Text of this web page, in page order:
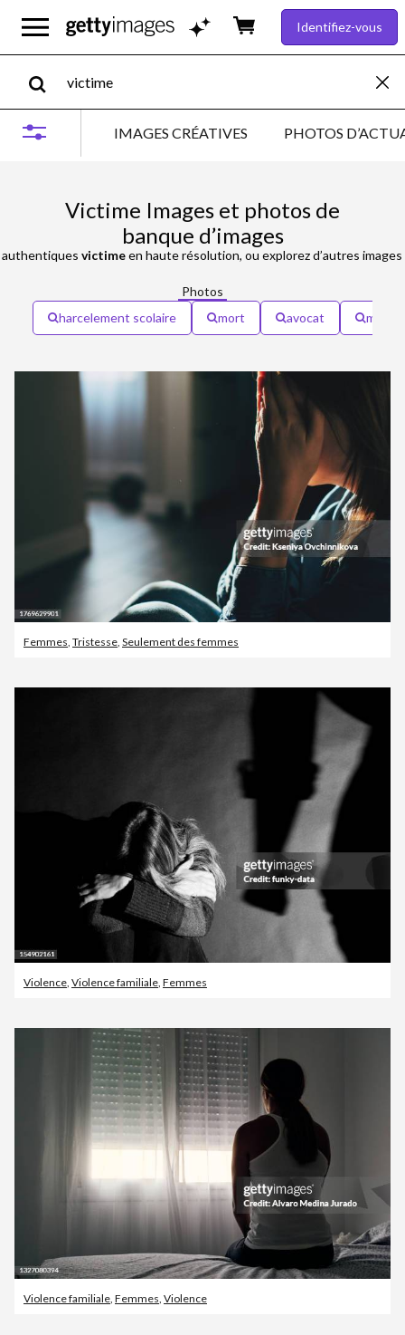
Identifiez-vous
IMAGES CRÉATIVES PHOTOS
Victime Images et photos de
banque d’images
authentiques victimeen haute résolution, ou explorez d’autres images
Photos
harcelement scolaire
mort avocat
Femmes, Tristesse, Seulement des femmes
Violence, Violence familiale, Femmes
Violence familiale, Femmes, Violence